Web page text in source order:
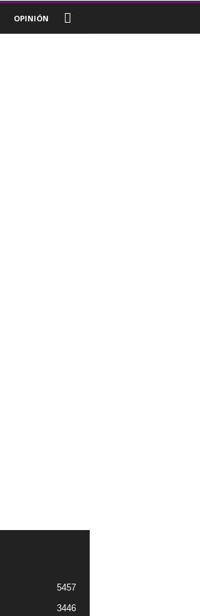
OPINIÓN
5457
3446